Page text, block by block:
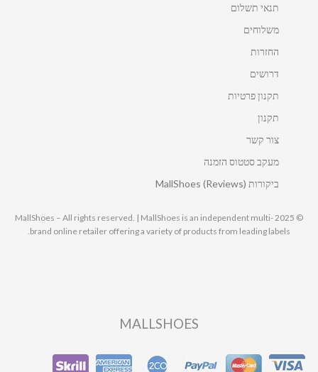
תנאי תשלום
משלוחים
החזרות
דרושים
תקנון פרטיות
תקנון
צור קשר
מעקב סטטוס הזמנה
ביקורות MallShoes (Reviews)
© 2025 MallShoes – All rights reserved. | MallShoes is an independent multi-
brand online retailer offering a variety of products from leading labels.
MALLSHOES